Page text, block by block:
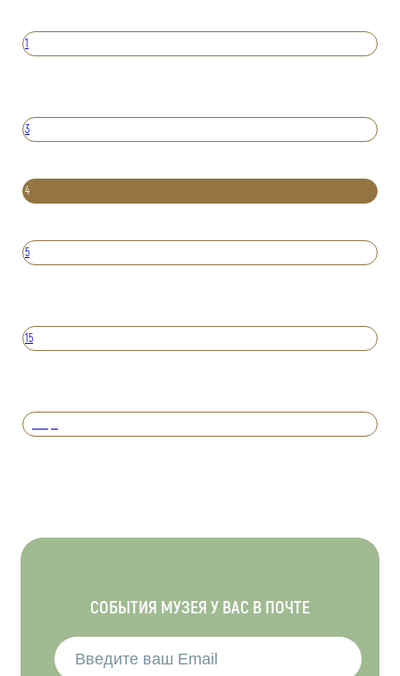
1
3
4
5
15
СОБЫТИЯ МУЗЕЯ У ВАС В ПОЧТЕ